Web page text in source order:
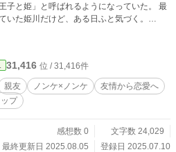
子と姫」と呼ばれるようになっていた。 最
いた姫川だけど、ある日ふと気づく。
レ、王路のこと、好きかも？」 そんな
て、挙動不審になる姫川。空気は甘酸っぱ
う逃げ場なんてどこにもない。 そんな彼
合ってみよう。姫川」
”ことになったノンケ男子ふたり。 はじめ
のつもりだったのに、距離はどんどん近づ
“友
31,416 位 / 31,416件
親友 ノンケ×ノンケ
友情から恋愛へ
プ
感想数 0
文字数 24,029
最終更新日 2025.08.05
登録日 2025.07.10